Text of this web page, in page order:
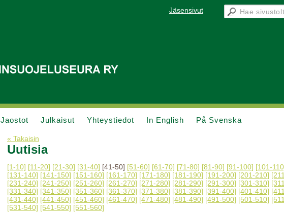
Jäsensivut
Jaostot Julkaisut Yhteystiedot In English På Svenska
« Takaisin
Uutisia
[1-10] [11-20] [21-30] [31-40] [41-50] [51-60] [61-70] [71-80] [81-90] [91-100] [101-
[131-140] [141-150] [151-160] [161-170] [171-180] [181-190] [191-200] [201-210]
[231-240] [241-250] [251-260] [261-270] [271-280] [281-290] [291-300] [301-310]
[331-340] [341-350] [351-360] [361-370] [371-380] [381-390] [391-400] [401-410]
[431-440] [441-450] [451-460] [461-470] [471-480] [481-490] [491-500] [501-510]
[531-540] [541-550] [551-560]